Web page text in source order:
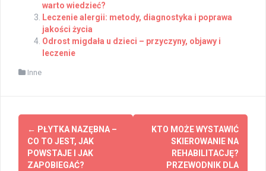
warto wiedzieć?
Leczenie alergii: metody, diagnostyka i poprawa
jakości życia
Odrost migdała u dzieci – przyczyny, objawy i
leczenie
Inne
Post
navigation
← PŁYTKA NAZĘBNA –
CO TO JEST, JAK
POWSTAJE I JAK
ZAPOBIEGAĆ?
KTO MOŻE WYSTAWIĆ
SKIEROWANIE NA
REHABILITACJĘ?
PRZEWODNIK DLA